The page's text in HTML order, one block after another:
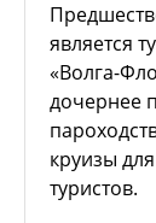
является
«Волга-
дочернее
круизы
туристов.